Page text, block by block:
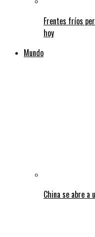
Frentes fríos
hoy
Mundo
China se abre a